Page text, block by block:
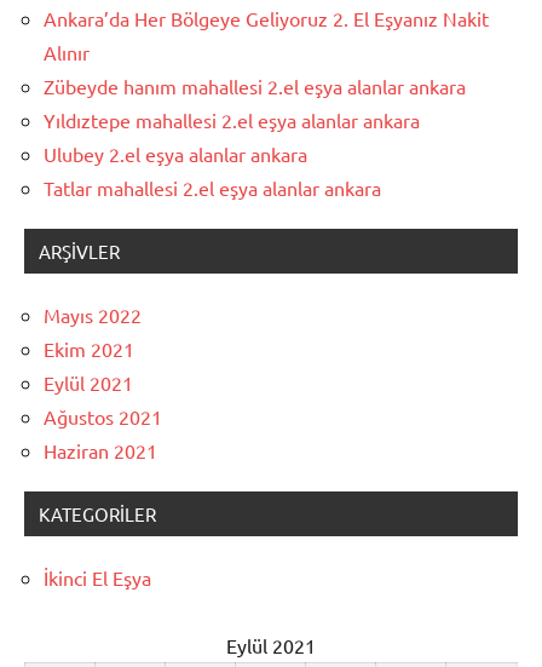
Ankara’da Her Bölgeye Geliyoruz 2. El Eşyanız Nakit
Alınır
Zübeyde hanım mahallesi 2.el eşya alanlar ankara
Yıldıztepe mahallesi 2.el eşya alanlar ankara
Ulubey 2.el eşya alanlar ankara
Tatlar mahallesi 2.el eşya alanlar ankara
ARŞIVLER
Mayıs 2022
Ekim 2021
Eylül 2021
Ağustos 2021
Haziran 2021
KATEGORILER
İkinci El Eşya
Eylül 2021